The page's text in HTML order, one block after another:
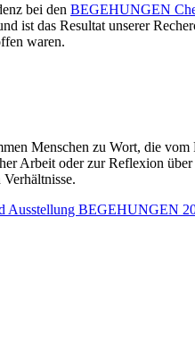
bei den BEGEHUNGEN
ist das Resultat unserer
waren.
Menschen zu Wort, die
Arbeit oder zur Reflexion über
Ausstellung BEGEHUNGEN